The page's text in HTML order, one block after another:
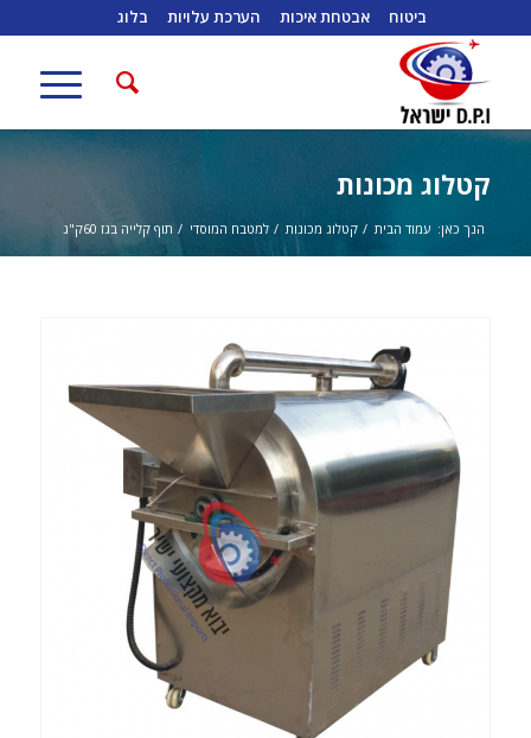
ביטוח אבטחת איכות הערכת עלויות בלוג
קטלוג מכונות
הנך כאן: עמוד הבית / קטלוג מכונות / למטבח המוסדי / תוף קלייה בגז 60ק"ג